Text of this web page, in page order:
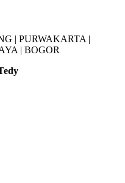
| PURWAKARTA |
| BOGOR